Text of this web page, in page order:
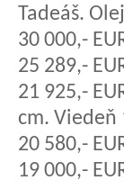
Tadeáš.
30 000,-
25 289,-
21 925,-
cm. Viedeň
20 580,-
19 000,-